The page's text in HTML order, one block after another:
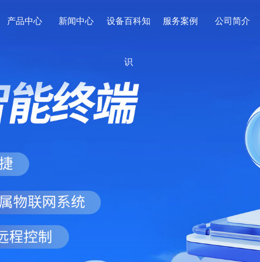
产品中心 新闻中心 设备百科知
识
服务案例 公司简介